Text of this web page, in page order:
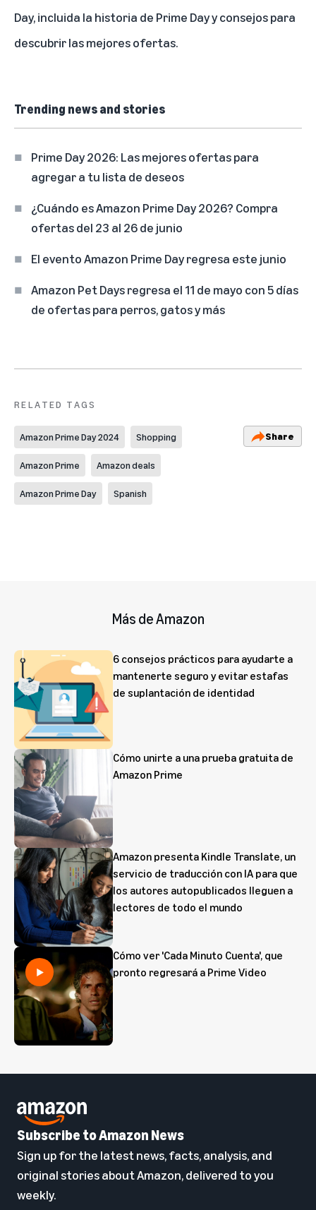
Day, incluida la historia de Prime Dayyconsejos para
descubrir las mejores ofertas.
Trending news and stories
Prime Day 2026: Las mejores ofertas para
agregar a tu lista de deseos
¿Cuándo es Amazon Prime Day 2026? Compra
ofertas del 23 al 26 de junio
El evento Amazon Prime Day regresa este junio
Amazon Pet Days regresa el 11 de mayo con 5 días
de ofertas para perros, gatos y más
RELATED TAGS
Amazon Prime Day 2024 Shopping
Amazon Prime Amazon deals
Amazon Prime Day Spanish
Share
Más de Amazon
6 consejos prácticos para ayudarte a
mantenerte seguro y evitar estafas
de suplantación de identidad
Cómo unirte a una prueba gratuita de
Amazon Prime
Amazon presenta Kindle Translate, un
servicio de traducción con IA para que
los autores autopublicados lleguen a
lectores de todo el mundo
Cómo ver 'Cada Minuto Cuenta', que
pronto regresará a Prime Video
Subscribe to Amazon News
Sign up for the latest news, facts, analysis, and
original stories about Amazon, delivered to you
weekly.